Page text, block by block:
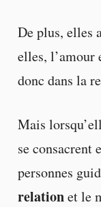
De plus, elles
elles, l’amour
donc dans la
Mais
se consacrent
personnes
relationet le